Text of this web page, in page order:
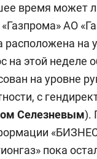
время может
АО
расположена на
на этой неделе
на уровне
с
Селезневым).
пока